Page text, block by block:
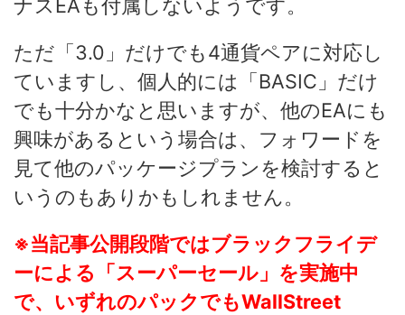
ナスEAも付属しないようです。
ただ「3.0」だけでも4通貨ペアに対応し
ていますし、個人的には「BASIC」だけ
でも十分かなと思いますが、他のEAにも
興味があるという場合は、フォワードを
見て他のパッケージプランを検討すると
いうのもありかもしれません。
※当記事公開段階ではブラックフライデ
ーによる「スーパーセール」を実施中
で、いずれのパックでもWallStreet